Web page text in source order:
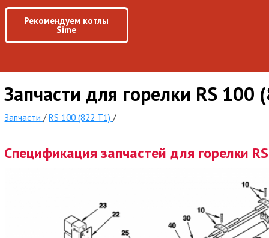
Рекомендуем котлы
Sime
Запчасти для горелки RS
Запчасти /RS 100 (822 T1) /
Спецификация запчастей для горелки